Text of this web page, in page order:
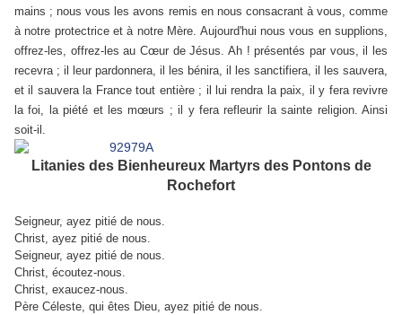
mains ; nous vous les avons remis en nous consacrant à vous, comme
à notre protectrice et à notre Mère. Aujourd'hui nous vous en supplions,
offrez-les, offrez-les au Cœur de Jésus. Ah ! présentés par vous, il les
recevra ; il leur pardonnera, il les bénira, il les sanctifiera, il les sauvera,
et il sauvera la France tout entière ; il lui rendra la paix, il y fera revivre
la foi, la piété et les mœurs ; il y fera refleurir la sainte religion. Ainsi
soit-il.
Litanies des Bienheureux Martyrs des Pontons de
Rochefort
Seigneur, ayez pitié de nous.
Christ, ayez pitié de nous.
Seigneur, ayez pitié de nous.
Christ, écoutez-nous.
Christ, exaucez-nous.
Père Céleste, qui êtes Dieu, ayez pitié de nous.